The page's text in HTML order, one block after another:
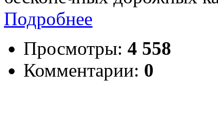
Подробнее
Просмотры: 4 558
Комментарии: 0